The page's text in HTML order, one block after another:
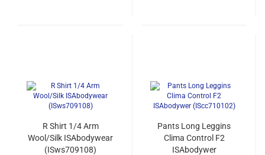
R Shirt 1/4 Arm
Wool/Silk ISAbodywear
(ISws709108)
Pants Long Leggins
Clima Control F2
ISAbodywer